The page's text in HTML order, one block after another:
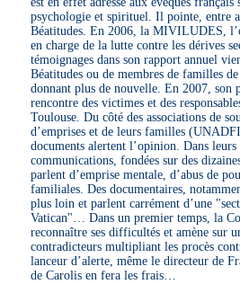
psychologie et spirituel. Il pointe, entre
Béatitudes. En 2006, la MIVILUDES,
en charge de la lutte contre les dérives
témoignages dans son rapport annuel
Béatitudes ou de membres de familles
donnant plus de nouvelle. En 2007, son
rencontre des victimes et des
Toulouse. Du côté des associations de
d’emprises et de leurs familles
documents alertent l’opinion. Dans
communications, fondées sur des
parlent d’emprise mentale, d’abus de
familiales. Des documentaires,
plus loin et parlent carrément d’une
Vatican"… Dans un premier temps, la
reconnaître ses difficultés et amène sur
contradicteurs multipliant les procès
lanceur d’alerte, même le directeur de
de Carolis en fera les frais…